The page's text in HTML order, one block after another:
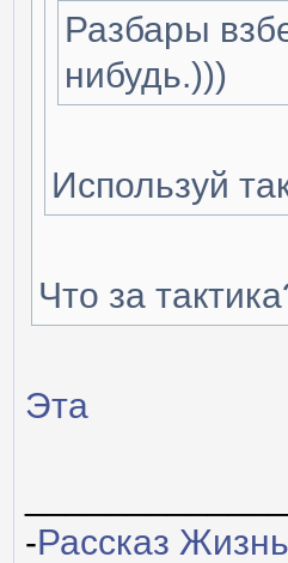
Разбары
нибудь.)))
Используй
Что за
Эта
-Рассказ